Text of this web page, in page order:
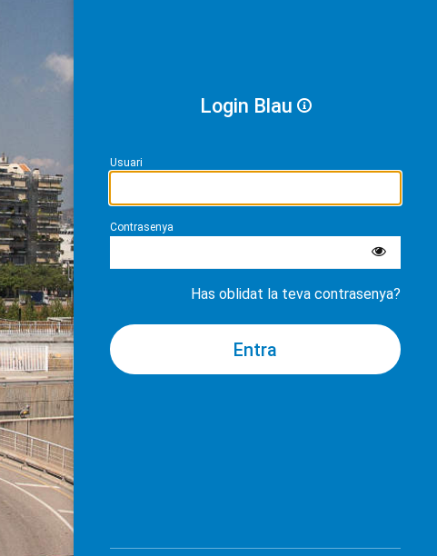
Login Blau
Usuari
Contrasenya
Has oblidat la teva contrasenya?